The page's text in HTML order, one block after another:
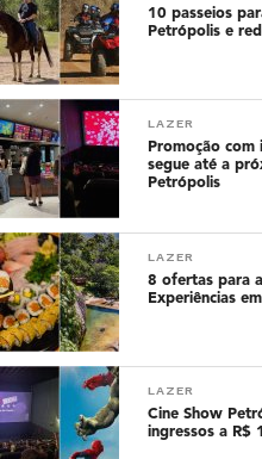
10 passeios
Petrópolis e
LAZER
Promoção
segue até a
Petrópolis
LAZER
8 ofertas para
Experiências
LAZER
Cine Show
ingressos a R$